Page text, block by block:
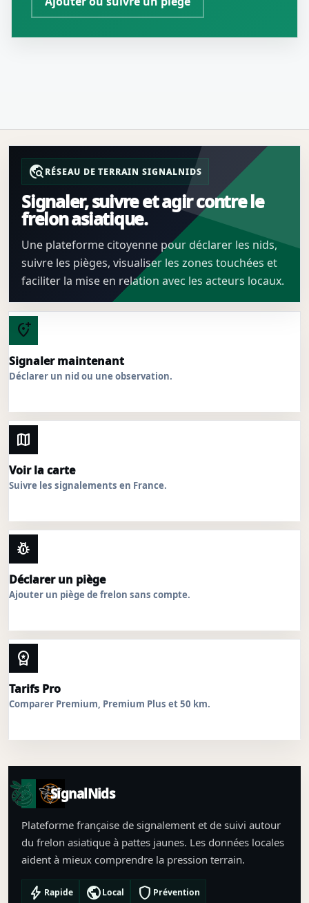
travel_exploreRÉSEAU DE TERRAIN SIGNALNIDS
Signaler, suivre et agir contre le
frelon asiatique.
Une plateforme citoyenne pour déclarer les nids,
suivre les pièges, visualiser les zones touchées et
faciliter la mise en relation avec les acteurs locaux.
add_location_alt
Signaler maintenant
Déclarer un nid ou une observation.
map
Voir la carte
Suivre les signalements en France.
pest_control
Déclarer un piège
Ajouter un piège de frelon sans compte.
workspace_premium
Tarifs Pro
Comparer Premium, Premium Plus et 50 km.
SignalNids
Plateforme française de signalement et de suivi autour
du frelon asiatique à pattes jaunes. Les données locales
aident à mieux comprendre la pression terrain.
bolt Rapide publicLocal shield Prévention